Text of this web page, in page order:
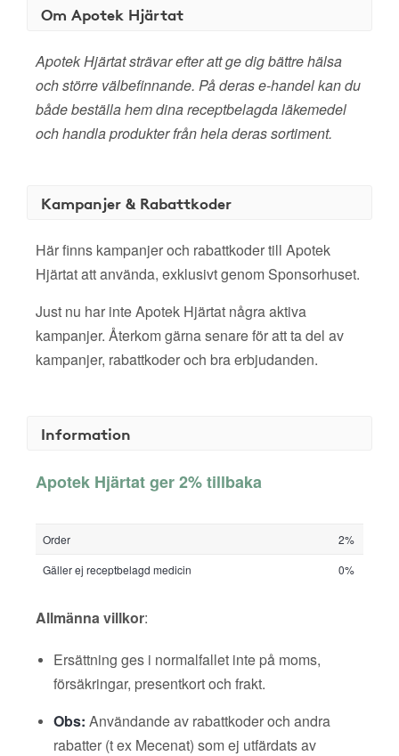
Om Apotek Hjärtat
Apotek Hjärtat strävar efter att ge dig bättre hälsa
och större välbefinnande. På deras e-handel kan du
både beställa hem dina receptbelagda läkemedel
och handla produkter från hela deras sortiment.
Kampanjer & Rabattkoder
Här finns kampanjer och rabattkoder till Apotek
Hjärtat att använda, exklusivt genom Sponsorhuset.
Just nu har inte Apotek Hjärtat några aktiva
kampanjer. Återkom gärna senare för att ta del av
kampanjer, rabattkoder och bra erbjudanden.
Information
Apotek Hjärtat ger 2% tillbaka
Order
2%
Gäller ej receptbelagd medicin
0%
Allmänna villkor:
Ersättning ges i normalfallet inte på moms,
försäkringar, presentkort och frakt.
Obs: Användande av rabattkoder och andra
rabatter (t ex Mecenat) som ej utfärdats av